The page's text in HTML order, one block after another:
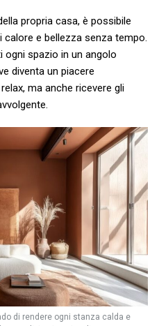
propria casa, è possibile
calore e bellezza senza tempo.
spazio in un angolo
diventa un piacere
ma anche ricevere gli
di rendere ogni stanza calda e